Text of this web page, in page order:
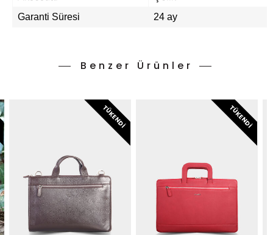
Garanti Süresi
24 ay
Benzer Ürünler
TÜKENDI TÜKENDI